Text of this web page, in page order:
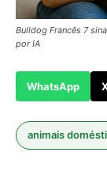
Bulldog Francês 7
por IA
WhatsApp
animais